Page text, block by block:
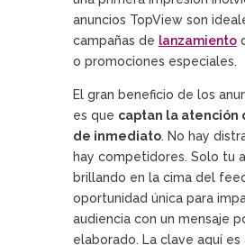
anuncios TopView son
campañas de lanzamiento
o promociones especiales.
El gran beneficio de los
es que captan la atención
de inmediato. No hay
hay competidores. Solo tu
brillando en la cima del
oportunidad única para
audiencia con un mensaje
elaborado. La clave aquí es